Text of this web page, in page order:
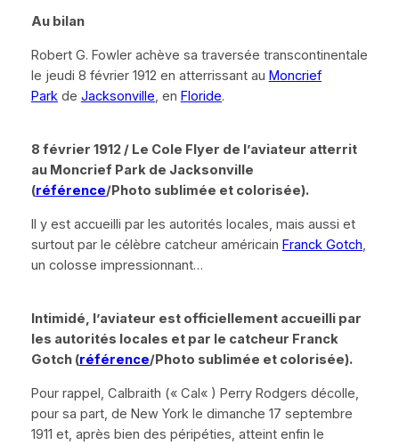
Au bilan
Robert G. Fowler achève sa traversée transcontinentale
le jeudi 8 février 1912 en atterrissant au Moncrief
Parkde Jacksonville, en Floride.
8 février 1912 / Le Cole Flyer de l’aviateur atterrit
au Moncrief Park de Jacksonville
(référence/Photo sublimée et colorisée).
Il y est accueilli par les autorités locales, mais aussi et
surtout par le célèbre catcheur américain Franck Gotch,
un colosse impressionnant…
Intimidé, l’aviateur est officiellement accueilli par
les autorités locales et par le catcheur Franck
Gotch (référence/Photo sublimée et colorisée).
Pour rappel, Calbraith (« Cal« ) Perry Rodgers décolle,
pour sa part, de New York le dimanche 17 septembre
1911 et, après bien des péripéties, atteint enfin le